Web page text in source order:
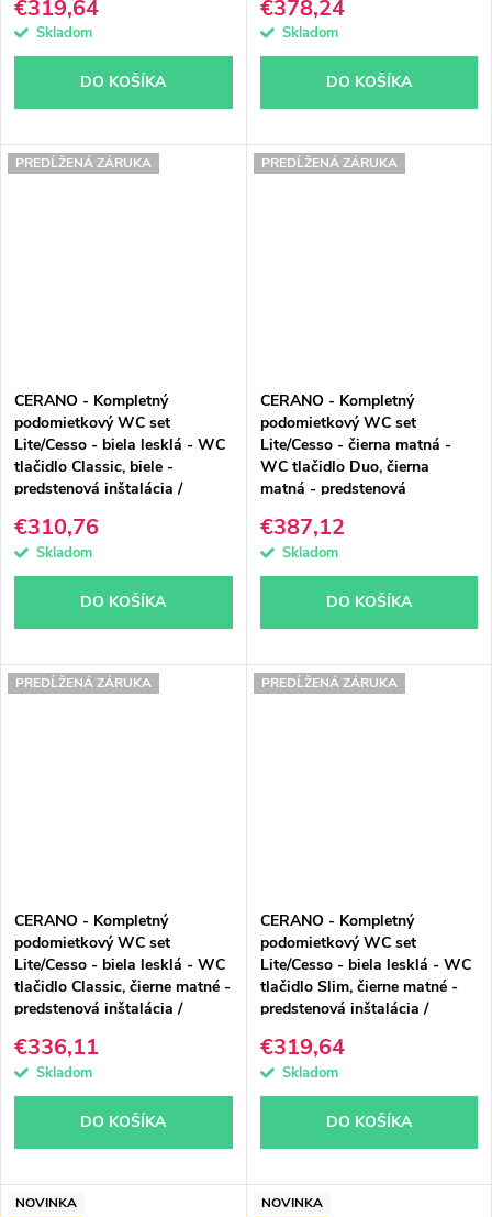
€319,64
Skladom
DO KOŠÍKA
49x36 cm
€378,24
Skladom
DO KOŠÍKA
PREDĹŽENÁ ZÁRUKA
CERANO - Kompletný
podomietkový WC set
Lite/Cesso - biela lesklá - WC
tlačidlo Classic, biele -
predstenová inštalácia /
€310,76
Skladom
DO KOŠÍKA
PREDĹŽENÁ ZÁRUKA
CERANO - Kompletný
podomietkový WC set
Lite/Cesso - čierna matná -
WC tlačidlo Duo, čierna
matná - predstenová
€387,12
Skladom
DO KOŠÍKA
PREDĹŽENÁ ZÁRUKA
CERANO - Kompletný
podomietkový WC set
Lite/Cesso - biela lesklá - WC
tlačidlo Classic, čierne matné -
predstenová inštalácia /
€336,11
Skladom
DO KOŠÍKA
PREDĹŽENÁ ZÁRUKA
CERANO - Kompletný
podomietkový WC set
Lite/Cesso - biela lesklá - WC
tlačidlo Slim, čierne matné -
predstenová inštalácia /
€319,64
Skladom
DO KOŠÍKA
NOVINKA
NOVINKA